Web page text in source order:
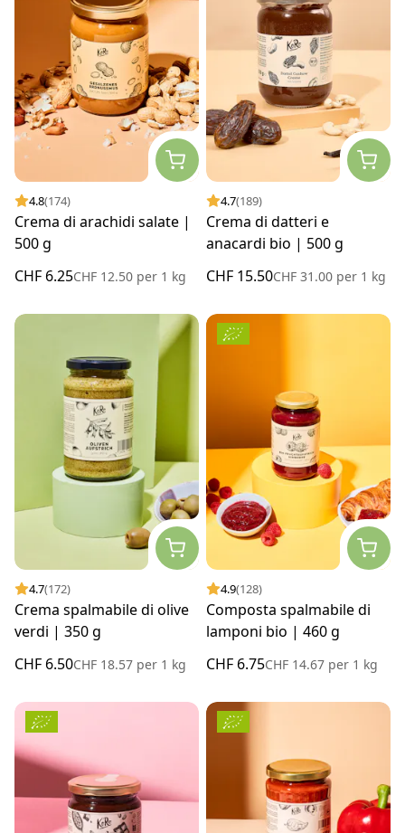
4.8(174)
Crema di arachidi salate |
500 g
CHF 6.25CHF 12.50 per 1 kg
4.7(189)
Crema di datteri e
anacardi bio | 500 g
CHF 15.50CHF 31.00 per 1 kg
4.7(172)
Crema spalmabile di olive
verdi | 350 g
CHF 6.50CHF 18.57 per 1 kg
4.9(128)
Composta spalmabile di
lamponi bio | 460 g
CHF 6.75CHF 14.67 per 1 kg